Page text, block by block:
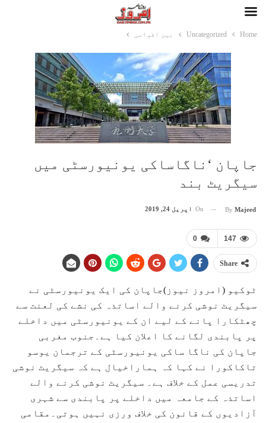
Home
Uncategorized بین اقوامی
جاپان ‘ناگاساکی یونیورسٹی میں
سیگریٹ بند
By Majeed
On اپریل 24, 2019
0 147
Share
ٹوکیو (امروز نیوز)جاپان کی ایک یونیورسٹی نے
سیگریٹ نوشی کرنے والے اساتذہ کی نشے کی لعنت سے
چھٹکارا پانے کے لیے ان کے یونیورسٹی میں داخلے
پر پابندی لگانے کا اعلان کیا ہے۔جنوب مغربی
جاپان کی ناگا ساکی یونیورسٹی کے ترجمان یوسو
تاکاکورا نے کہا کہ ہماراخیال ہے کہ سیگریٹ نوشی
تدریسی عمل کے خلاف ہے۔ سیگریٹ نوشی کرنے والے
اساتذہ کے جامعہ میں داخلے پر پابندی سے شہری
آزادیوں کے قانون کی خلاف ورزی نہیں ہوتی۔مقامی